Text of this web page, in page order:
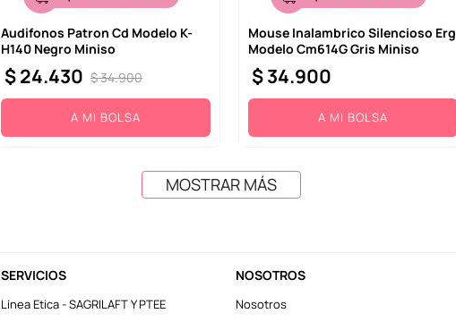
Audifonos Patron Cd Modelo K-
H140 Negro Miniso
$34.900
$24.430
A MI BOLSA
Mouse Inalambrico Silencioso Erg
Modelo Cm614G Gris Miniso
$34.900
A MI BOLSA
MOSTRAR MÁS
SERVICIOS
Línea Etica - SAGRILAFT Y PTEE
NOSOTROS
Nosotros